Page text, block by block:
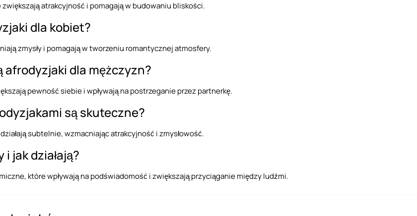
atrakcyjność i pomagają w budowaniu bliskości.
dla kobiet?
zmysły i pomagają w tworzeniu romantycznej atmosfery.
afrodyzjaki dla mężczyzn?
pewność siebie i wpływają na postrzeganie przez partnerkę.
są skuteczne?
subtelnie, wzmacniając atrakcyjność i zmysłowość.
jak działają?
które wpływają na podświadomość i zwiększają przyciąganie między ludźmi.